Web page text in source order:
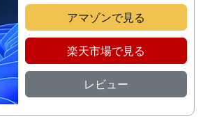
アマゾンで見る
楽天市場で見る
レビュー